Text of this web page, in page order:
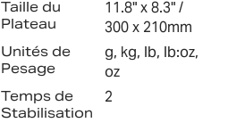
Taille du
Plateau
11.8" x 8.3" /
300 x 210mm
Unités de
Pesage
g, kg, lb, lb:oz,
oz
Temps de
Stabilisation
2